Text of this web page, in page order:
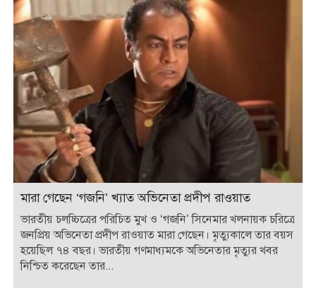
মারা গেছেন ‘গজনি’ খ্যাত অভিনেতা প্রদীপ রাওয়াত
ভারতীয় চলচ্চিত্রের পরিচিত মুখ ও ‘গজনি’ সিনেমার খলনায়ক চরিত্রে
জনপ্রিয় অভিনেতা প্রদীপ রাওয়াত মারা গেছেন। মৃত্যুকালে তার বয়স
হয়েছিল ৭৪ বছর। ভারতীয় গণমাধ্যমকে অভিনেতার মৃত্যুর খবর
নিশ্চিত করেছেন তার...